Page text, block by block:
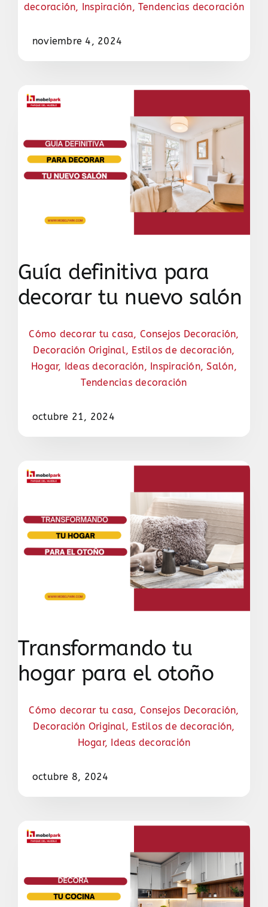
decoración, Inspiración, Tendencias decoración
noviembre 4, 2024
Guía definitiva para
decorar tu nuevo salón
Cómo decorar tu casa, Consejos Decoración,
Decoración Original, Estilos de decoración,
Hogar, Ideas decoración, Inspiración,Salón,
Tendencias decoración
octubre 21, 2024
Transformando tu
hogar para el otoño
Cómo decorar tu casa, Consejos Decoración,
Decoración Original, Estilos de decoración,
Hogar, Ideas decoración
octubre 8, 2024